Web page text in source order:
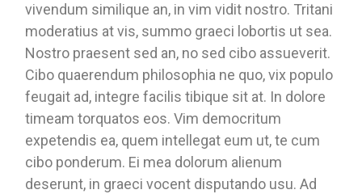
vivendum similique an, in vim vidit nostro. Tritani
moderatius at vis, summo graeci lobortis ut sea.
Nostro praesent sed an, no sed cibo assueverit.
Cibo quaerendum philosophia ne quo, vix populo
feugait ad, integre facilis tibique sit at. In dolore
timeam torquatos eos. Vim democritum
expetendis ea, quem intellegat eum ut, te cum
cibo ponderum. Ei mea dolorum alienum
deserunt, in graeci vocent disputando usu. Ad